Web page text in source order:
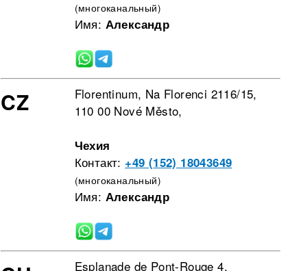
(многоканальный)
Имя: Александр
CZ
Florentinum, Na Florenci 2116/15,
110 00 Nové Město,
Чехия
Контакт: +49 (152) 18043649
(многоканальный)
Имя: Александр
Esplanade de Pont-Rouge 4,